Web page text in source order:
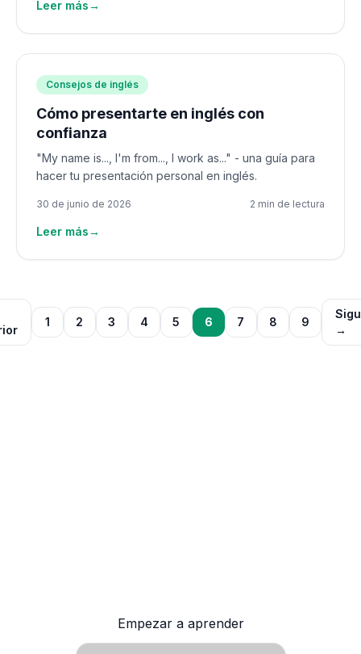
Leer más→
Consejos de inglés
Cómo presentarte en inglés con
confianza
"My name is..., I'm from..., I work as..." - una guía para
hacer tu presentación personal en inglés.
30 de junio de 2026 2 min de lectura
Leer más→
1 2 3 4 5 6 7 8 9
→
Empezar a aprender